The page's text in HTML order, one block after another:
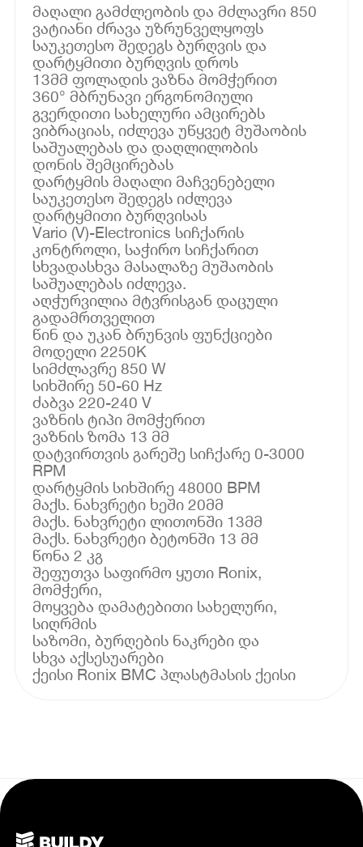
მაღალი გამძლეობის და მძლავრი 850
ვატიანი ძრავა უზრუნველყოფს
საუკეთესო შედეგს ბურღვის და
დარტყმითი ბურღვის დროს
13მმ ფოლადის ვაზნა მომჭერით
360° მბრუნავი ერგონომიული
გვერდითი სახელური ამცირებს
ვიბრაციას, იძლევა უწყვეტ მუშაობის
საშუალებას და დაღლილობის
დონის შემცირებას
დარტყმის მაღალი მაჩვენებელი
საუკეთესო შედეგს იძლევა
დარტყმითი ბურღვისას
Vario (V)-Electronics სიჩქარის
კონტროლი, საჭირო სიჩქარით
სხვადასხვა მასალაზე მუშაობის
საშუალებას იძლევა.
აღჭურვილია მტვრისგან დაცული
გადამრთველით
წინ და უკან ბრუნვის ფუნქციები
მოდელი 2250K
სიმძლავრე 850 W
სიხშირე 50-60 Hz
ძაბვა 220-240 V
ვაზნის ტიპი მომჭერით
ვაზნის ზომა 13 მმ
დატვირთვის გარეშე სიჩქარე 0-3000
RPM
დარტყმის სიხშირე 48000 BPM
მაქს. ნახვრეტი ხეში 20მმ
მაქს. ნახვრეტი ლითონში 13მმ
მაქს. ნახვრეტი ბეტონში 13 მმ
წონა 2 კგ
შეფუთვა საფირმო ყუთი Ronix,
მომჭერი,
მოყვება დამატებითი სახელური,
სიღრმის
საზომი, ბურღების ნაკრები და
სხვა აქსესუარები
ქეისი Ronix BMC პლასტმასის ქეისი